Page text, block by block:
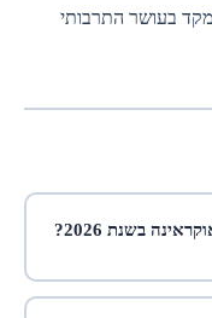
בעושר התרבותי
בשנת 2026?